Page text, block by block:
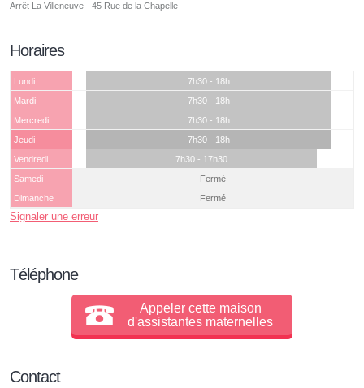
Arrêt La Villeneuve - 45 Rue de la Chapelle
Horaires
Lundi
7h30 - 18h
Mardi
7h30 - 18h
Mercredi
7h30 - 18h
Jeudi
7h30 - 18h
Vendredi
7h30 - 17h30
Samedi
Fermé
Dimanche
Fermé
Signaler une erreur
Téléphone
Appeler cette maison
d'assistantes maternelles
Contact